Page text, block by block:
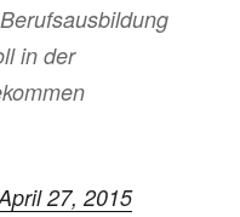
in der
27, 2015